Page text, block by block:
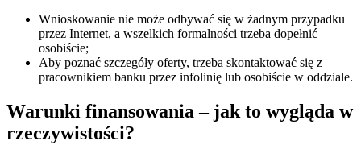
Wnioskowanie nie może odbywać się w żadnym przypadku
przez Internet, a wszelkich formalności trzeba dopełnić
osobiście;
Aby poznać szczegóły oferty, trzeba skontaktować się z
pracownikiem banku przez infolinię lub osobiście w oddziale.
Warunki finansowania – jak to wygląda w
rzeczywistości?